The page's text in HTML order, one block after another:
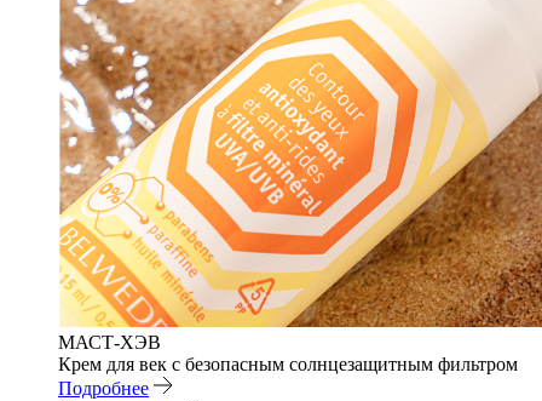
МАСТ-ХЭВ
Крем для век с безопасным солнцезащитным фильтром
Подробнее